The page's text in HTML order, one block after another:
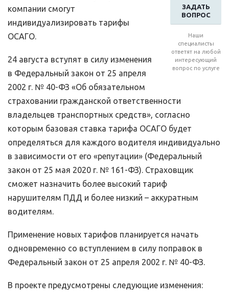
ЗАДАТЬ
ВОПРОС
Наши
специалисты
ответят на любой
интересующий
вопрос по услуге
компании смогут
индивидуализировать тарифы
ОСАГО.
24 августа вступят в силу изменения
в Федеральный закон от 25 апреля
2002 г. № 40-ФЗ «Об обязательном
страховании гражданской ответственности
владельцев транспортных средств», согласно
которым базовая ставка тарифа ОСАГО будет
определяться для каждого водителя индивидуально
в зависимости от его «репутации» (Федеральный
закон от 25 мая 2020 г. № 161-ФЗ). Страховщик
сможет назначить более высокий тариф
нарушителям ПДД и более низкий – аккуратным
водителям.
Применение новых тарифов планируется начать
одновременно со вступлением в силу поправок в
Федеральный закон от 25 апреля 2002 г. № 40-ФЗ.
В проекте предусмотрены следующие изменения: